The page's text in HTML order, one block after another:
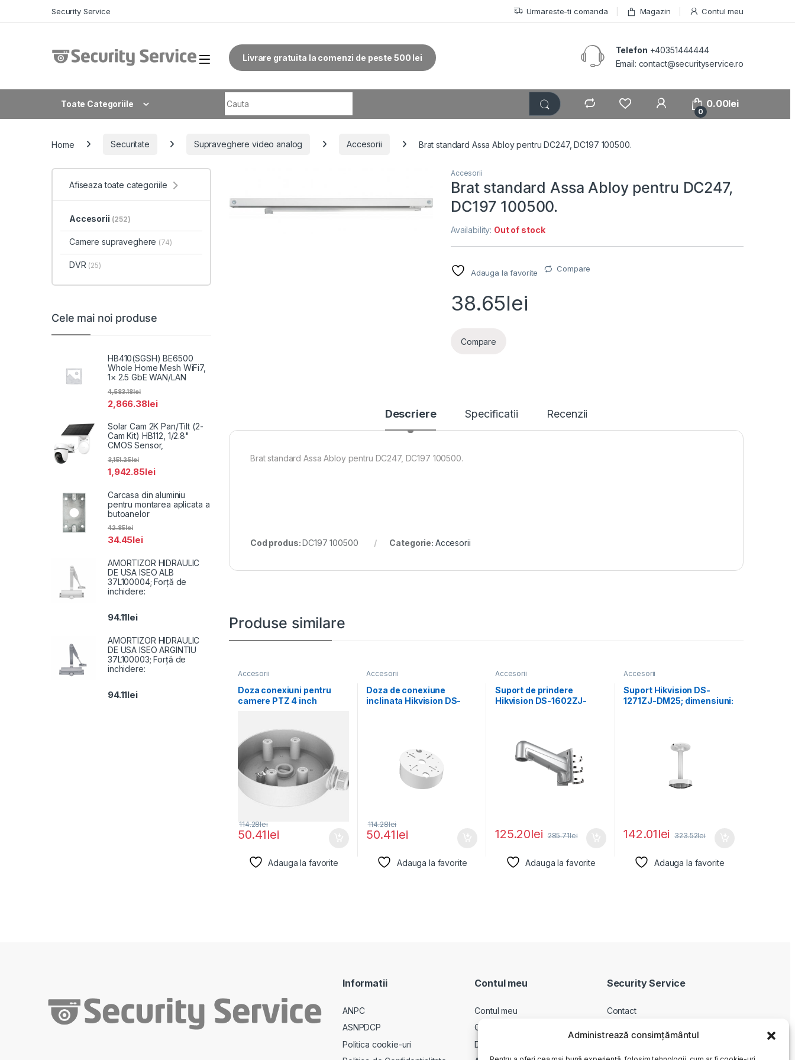
Administrează consimțământul
Security Service Urmareste-ti comanda Magazin Contul meu
Livrare gratuita la comenzi de peste 500 lei
Telefon +40351444444
Email: contact@securityservice.ro
Toate Categoriile
0
0.00lei
Home Securitate Supraveghere video analog Accesorii Brat standard Assa Abloy pentru DC247, DC197 100500.
Accesorii
Brat standard Assa Abloy pentru DC247,
DC197 100500.
Availability: Out of stock
Adauga la favorite Compare
38.65lei
Compare
Descriere Specificatii Recenzii
Brat standard Assa Abloy pentru DC247, DC197 100500.
Cod produs:DC197 100500 Categorie: Accesorii
Produse similare
Accesorii
Doza conexiuni pentru
camere PTZ 4 inch
50.41lei
114.28lei
Adauga la favorite
Accesorii
Doza de conexiune
inclinata Hikvision DS-
50.41lei
114.28lei
Adauga la favorite
Accesorii
Suport de prindere
Hikvision DS-1602ZJ-
125.20lei 285.71lei
Adauga la favorite
Accesorii
Suport Hikvision DS-
1271ZJ-DM25; dimensiuni:
142.01lei 323.52lei
Adauga la favorite
Afiseaza toate categoriile
Accesorii (252)
Camere supraveghere (74)
DVR (25)
Cele mai noi produse
HB410(SGSH) BE6500
Whole Home Mesh WiFi7,
1× 2.5 GbE WAN/LAN
2,866.38lei
4,583.18lei
Solar Cam 2K Pan/Tilt (2-
Cam Kit) HB112, 1/2.8"
CMOS Sensor,
1,942.85lei
3,151.25lei
Carcasa din aluminiu
pentru montarea aplicata a
butoanelor
34.45lei
42.85lei
AMORTIZOR HIDRAULIC
DE USA ISEO ALB
37L100004; Forță de
inchidere:
94.11lei
AMORTIZOR HIDRAULIC
DE USA ISEO ARGINTIU
37L100003; Forță de
inchidere:
94.11lei
Informatii
ANPC
ASNPDCP
Politica cookie-uri
Contul meu
Contul meu
Comenzi
Descarcari
Security Service
Contact